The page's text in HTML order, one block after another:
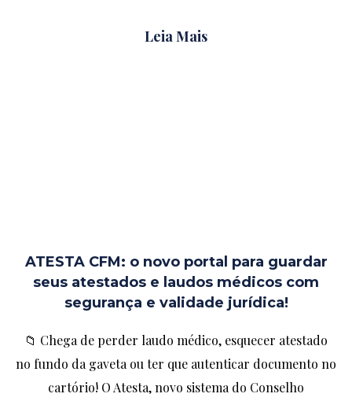
Leia Mais
ATESTA CFM: o novo portal para guardar
seus atestados e laudos médicos com
segurança e validade jurídica!
📁 Chega de perder laudo médico, esquecer atestado
no fundo da gaveta ou ter que autenticar documento no
cartório! O Atesta, novo sistema do Conselho